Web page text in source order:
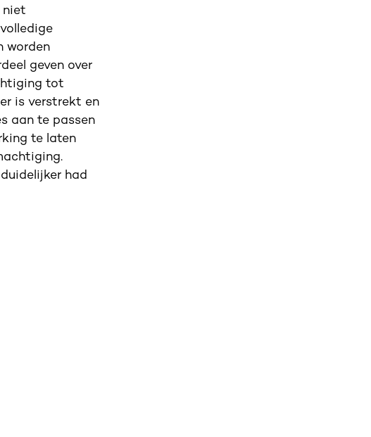
niet
worden
geven over
tot
is verstrekt en
aan te passen
te laten
had